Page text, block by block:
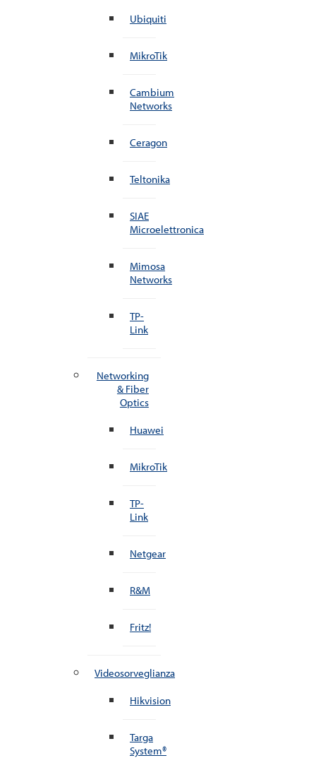
Ubiquiti
MikroTik
Cambium
Networks
Ceragon
Teltonika
SIAE
Microelettronica
Mimosa
Networks
TP-
Link
Networking
& Fiber
Optics
Huawei
MikroTik
TP-
Link
Netgear
R&M
Fritz!
Videosorveglianza
Hikvision
Targa
System®